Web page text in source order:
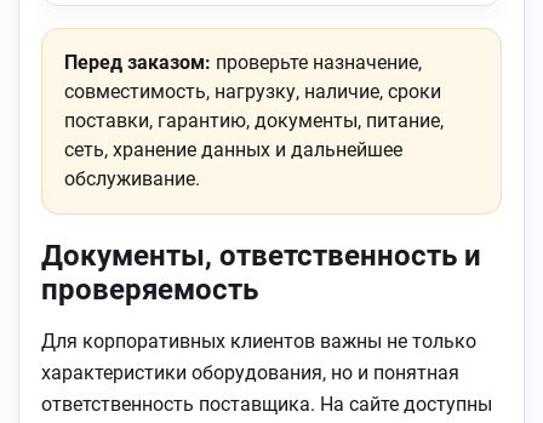
Перед заказом: проверьте назначение,
совместимость, нагрузку, наличие, сроки
поставки, гарантию, документы, питание,
сеть, хранение данных и дальнейшее
обслуживание.
Документы, ответственность и
проверяемость
Для корпоративных клиентов важны не только
характеристики оборудования, но и понятная
ответственность поставщика. На сайте доступны